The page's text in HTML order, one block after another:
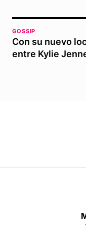
GOSSIP
Con su nuevo
entre Kylie